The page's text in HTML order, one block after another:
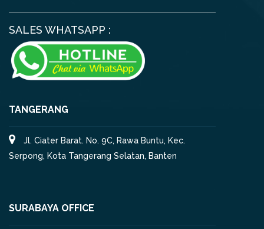
SALES WHATSAPP :
TANGERANG
Jl. Ciater Barat. No. 9C, Rawa Buntu, Kec.
Serpong, Kota Tangerang Selatan, Banten
SURABAYA OFFICE